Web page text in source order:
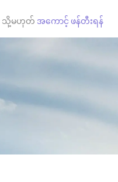
သို့မဟုတ် အကောင့် ဖန်တီးရန်